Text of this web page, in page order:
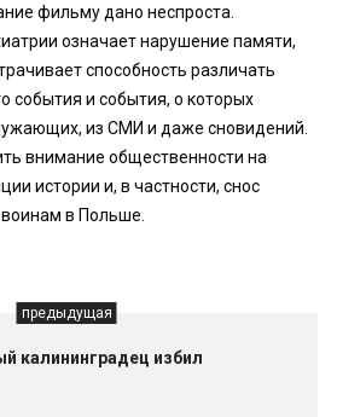
фильму дано неспроста.
означает нарушение памяти,
способность различать
события и события, о которых
из СМИ и даже сновидений.
внимание общественности на
истории и, в частности, снос
в Польше.
предыдущая
калининградец избил